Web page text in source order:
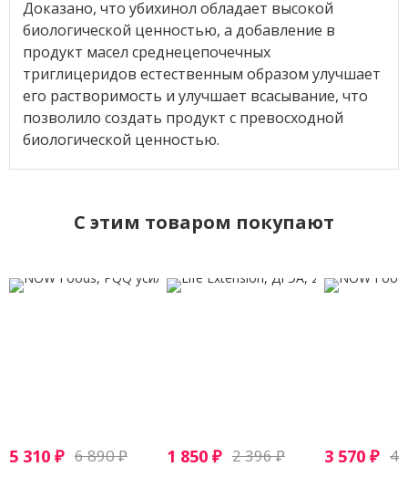
Доказано, что убихинол обладает высокой
биологической ценностью, а добавление в
продукт масел среднецепочечных
триглицеридов естественным образом улучшает
его растворимость и улучшает всасывание, что
позволило создать продукт с превосходной
биологической ценностью.
C этим товаром покупают
5 310 ₽ 6 890₽ 1 850 ₽ 2 396₽ 3 570 ₽ 4